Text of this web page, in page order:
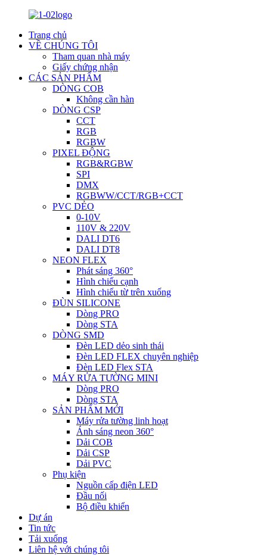
Trang chủ
VỀ CHÚNG TÔI
Tham quan nhà máy
Giấy chứng nhận
CÁC SẢN PHẨM
DÒNG COB
Không cần hàn
DÒNG CSP
CCT
RGB
RGBW
PIXEL ĐỘNG
RGB&RGBW
SPI
DMX
RGBWW/CCT/RGB+CCT
PVC DẺO
0-10V
110V & 220V
DALI DT6
DALI DT8
NEON FLEX
Phát sáng 360°
Hình chiếu cạnh
Hình chiếu từ trên xuống
ĐÙN SILICONE
Dòng PRO
Dòng STA
DÒNG SMD
Đèn LED dẻo sinh thái
Đèn LED FLEX chuyên nghiệp
Đèn LED Flex STA
MÁY RỬA TƯỜNG MINI
Dòng PRO
Dòng STA
SẢN PHẨM MỚI
Máy rửa tường linh hoạt
Ánh sáng neon 360°
Dải COB
Dải CSP
Dải PVC
Phụ kiện
Nguồn cấp điện LED
Đầu nối
Bộ điều khiển
Dự án
Tin tức
Tải xuống
Liên hệ với chúng tôi